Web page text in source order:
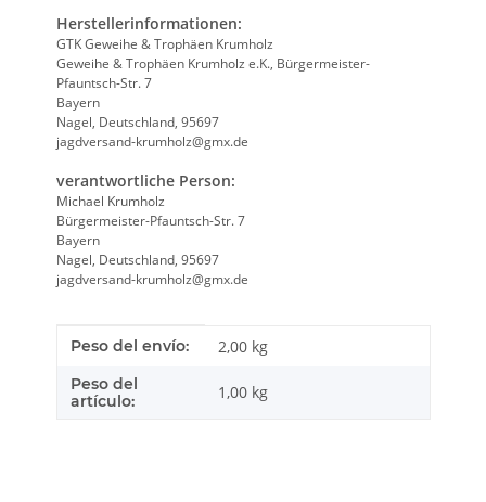
Herstellerinformationen:
GTK Geweihe & Trophäen Krumholz
Geweihe & Trophäen Krumholz e.K., Bürgermeister-
Pfauntsch-Str. 7
Bayern
Nagel, Deutschland, 95697
jagdversand-krumholz@gmx.de
verantwortliche Person:
Michael Krumholz
Bürgermeister-Pfauntsch-Str. 7
Bayern
Nagel, Deutschland, 95697
jagdversand-krumholz@gmx.de
Característica del producto
valor
Peso del envío: 2,00 kg
Peso del
artículo:
1,00 kg